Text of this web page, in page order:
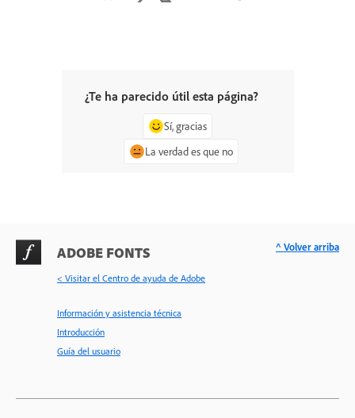
¿Te ha parecido útil esta página?
Sí, gracias
La verdad es que no
ADOBE FONTS
< Visitar el Centro de ayuda de Adobe
Información y asistencia técnica
Introducción
Guía del usuario
^ Volver arriba